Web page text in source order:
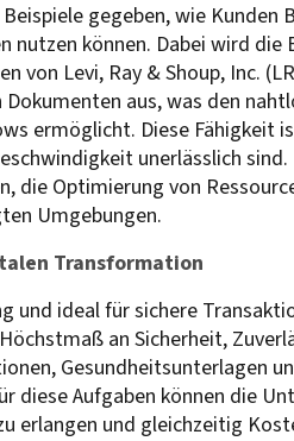
gegeben, wie
nutzen können. Dabei wird
von Levi, Ray & Shoup, Inc.
aus, was den
ermöglicht. Diese
unerlässlich
die Optimierung von
Umgebungen.
Transformation
und ideal für sichere
an Sicherheit,
Gesundheitsunterlagen
diese Aufgaben können die
erlangen und gleichzeitig